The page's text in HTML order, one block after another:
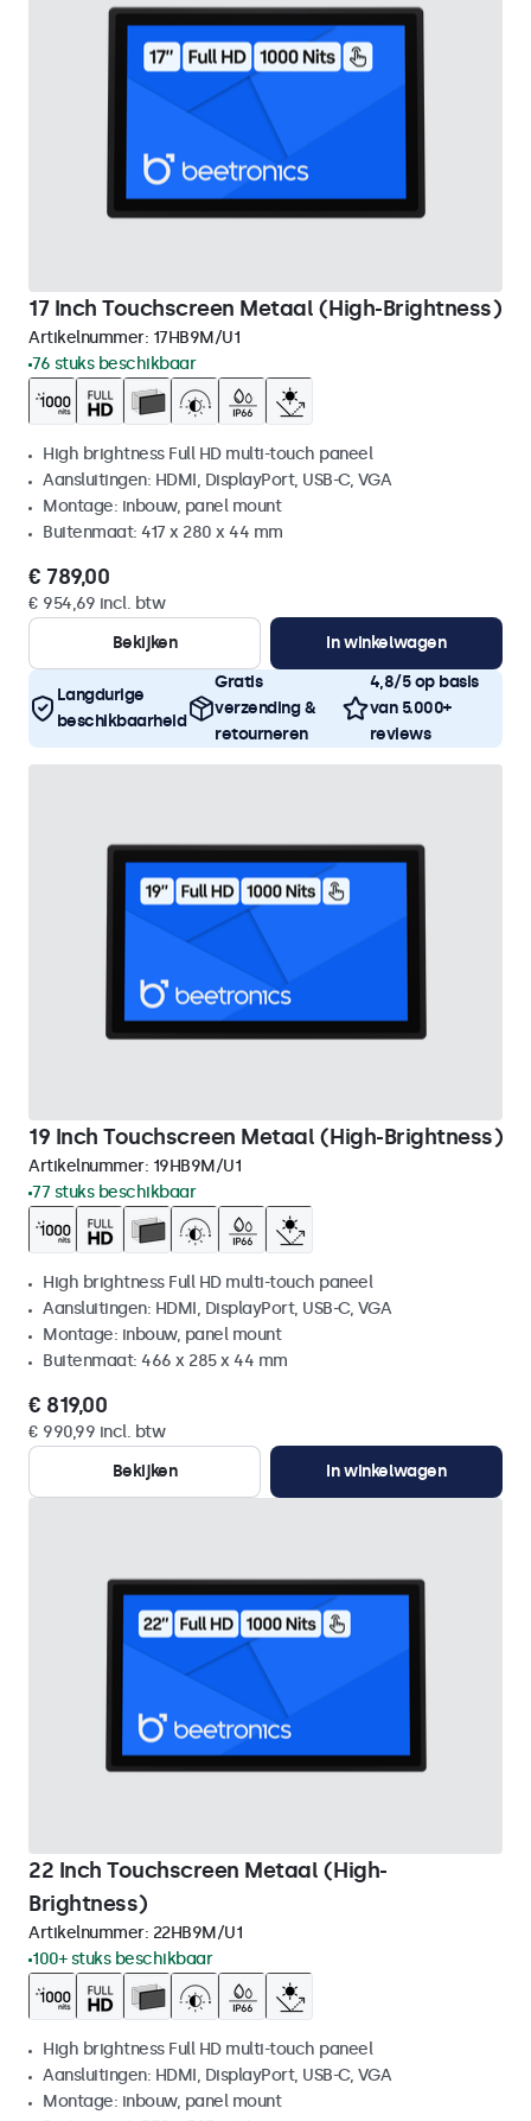
17 Inch Touchscreen Metaal (High-Brightness)
Artikelnummer: 17HB9M/U1
76 stuks beschikbaar
High brightness Full HD multi-touch paneel
Aansluitingen: HDMI, DisplayPort, USB-C, VGA
Montage: inbouw, panel mount
Buitenmaat: 417 x 280 x 44 mm
€ 789,00
€ 954,69 incl. btw
Bekijken
In winkelwagen
Langdurige
beschikbaarheid
Gratis
verzending &
retourneren
4,8/5 op basis
van 5.000+
reviews
19 Inch Touchscreen Metaal (High-Brightness)
Artikelnummer: 19HB9M/U1
77 stuks beschikbaar
High brightness Full HD multi-touch paneel
Aansluitingen: HDMI, DisplayPort, USB-C, VGA
Montage: inbouw, panel mount
Buitenmaat: 466 x 285 x 44 mm
€ 819,00
€ 990,99 incl. btw
Bekijken
In winkelwagen
22 Inch Touchscreen Metaal (High-
Brightness)
Artikelnummer: 22HB9M/U1
100+ stuks beschikbaar
High brightness Full HD multi-touch paneel
Aansluitingen: HDMI, DisplayPort, USB-C, VGA
Montage: inbouw, panel mount